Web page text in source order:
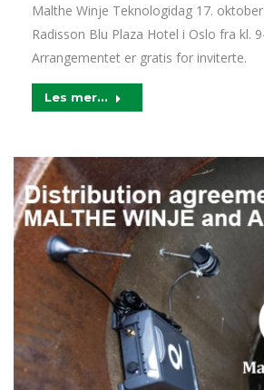
Malthe Winje Teknologidag 17.
Radisson Blu Plaza Hotel i Oslo fra kl.
Arrangementet er gratis for inviterte.
Les mer...